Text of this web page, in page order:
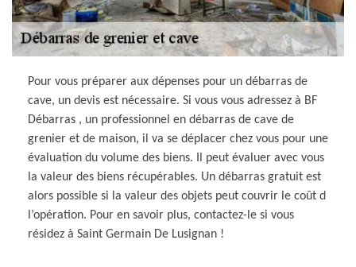
Pour vous préparer aux dépenses pour un débarras de
cave, un devis est nécessaire. Si vous vous adressez à BF
Débarras , un professionnel en débarras de cave de
grenier et de maison, il va se déplacer chez vous pour une
évaluation du volume des biens. Il peut évaluer avec vous
la valeur des biens récupérables. Un débarras gratuit est
alors possible si la valeur des objets peut couvrir le coût d
l’opération. Pour en savoir plus, contactez-le si vous
résidez à Saint Germain De Lusignan !